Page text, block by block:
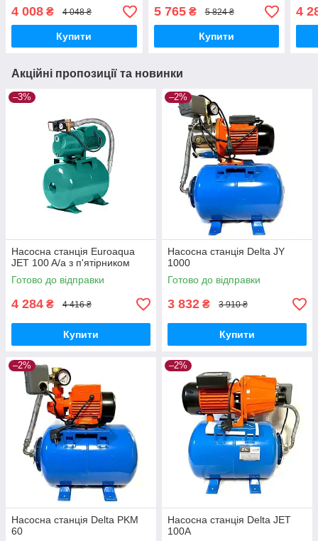
4 008 ₴ 4 048 ₴
Купити
5 765₴ 5 824 ₴
Купити
4
Акційні пропозиції та новинки
–3%
Насосна станція Euroaqua
JET 100 A/a з п'ятірником
Готово до відправки
4 284 ₴ 4 416 ₴
Купити
–2%
Насосна станція Delta JY
1000
Готово до відправки
3 832 ₴ 3 910 ₴
Купити
–2%
Насосна станція Delta PKM
60
–2%
Насосна станція Delta JET
100A